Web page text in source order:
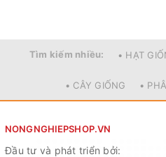
Tìm kiếm nhiều: • HẠT
• CÂY GIỐNG •
NONGNGHIEPSHOP.VN
Đầu tư và phát triển bởi: